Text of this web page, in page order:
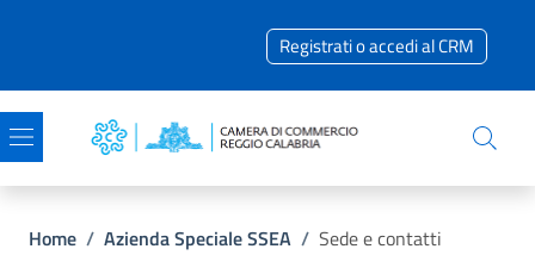
Registrati o accedi al CRM
Briciole di pane
Home / Azienda Speciale SSEA / Sede e contatti